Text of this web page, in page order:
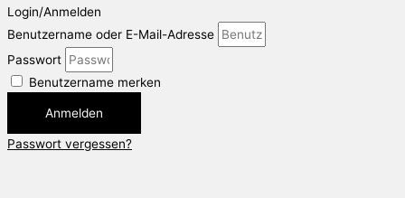
Login/Anmelden
Benutzername oder E-Mail-Adresse
Passwort
Benutzername merken
Anmelden
Passwort vergessen?